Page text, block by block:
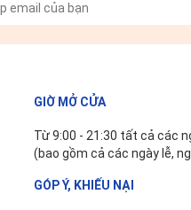
GIỜ MỞ CỬA
Từ 9:00 - 21:30 tất cả các
(bao gồm cả các ngày lễ,
GÓP Ý, KHIẾU NẠI